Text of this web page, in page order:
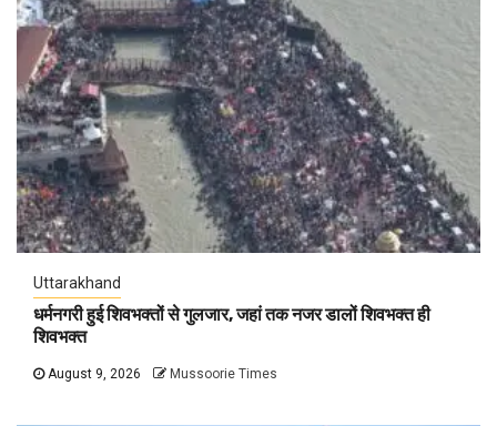
Uttarakhand
धर्मनगरी हुई शिवभक्तों से गुलजार, जहां तक नजर डालों शिवभक्त ही
शिवभक्त
August 9, 2026 Mussoorie Times